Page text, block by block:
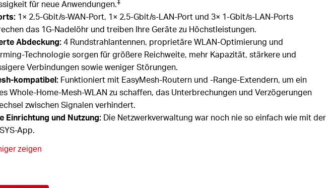
für neue Anwendungen.
1× 2,5-Gbit/s-WAN-Port, 1× 2,5-Gbit/s-LAN-Port und 3× 1-Gbit/s-LAN-Ports
das 1G-Nadelöhr und treiben Ihre Geräte zu Höchstleistungen.
Abdeckung: 4 Rundstrahlantennen, proprietäre WLAN-Optimierung und
Technologie sorgen für größere Reichweite, mehr Kapazität, stärkere und
Verbindungen sowie weniger Störungen.
-kompatibel:Funktioniert mit EasyMesh-Routern und -Range-Extendern, um ein
Whole-Home-Mesh-WLAN zu schaffen, das Unterbrechungen und Verzögerungen
zwischen Signalen verhindert.
Einrichtung und Nutzung:Die Netzwerkverwaltung war noch nie so einfach wie mit der
App.
zeigen